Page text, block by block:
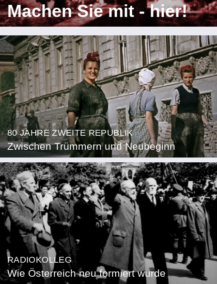
Machen Sie mit - hier!
80 JAHRE ZWEITE REPUBLIK
Zwischen Trümmern und Neubeginn
RADIOKOLLEG
Wie Österreich neu formiert wurde